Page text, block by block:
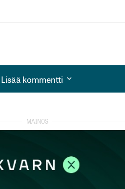
Lisää kommentti
Lisää kommentti